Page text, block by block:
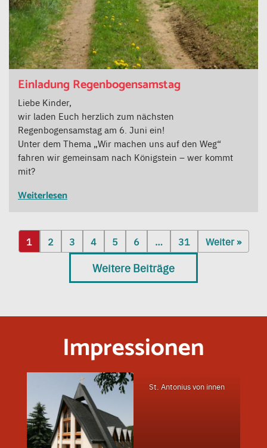
Einladung Regenbogensamstag
Liebe Kinder,
wir laden Euch herzlich zum nächsten
Regenbogensamstag am 6. Juni ein!
Unter dem Thema „Wir machen uns auf den Weg“
fahren wir gemeinsam nach Königstein – wer kommt
mit?
Weiterlesen
1 2 3 4 5 6 … 31 Weiter »
Weitere Beiträge
Impressionen
St. Antonius von innen